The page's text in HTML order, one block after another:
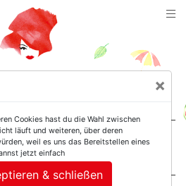
Not Girls.
×
Cookies hast du die Wahl zwischen
läuft und weiteren, über deren
weil es uns das Bereitstellen eines
jetzt einfach
& schließen